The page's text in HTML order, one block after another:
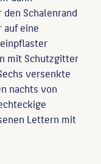
Schalenrand
auf eine
mit Schutzgitter
versenkte
nachts von
Lettern mit